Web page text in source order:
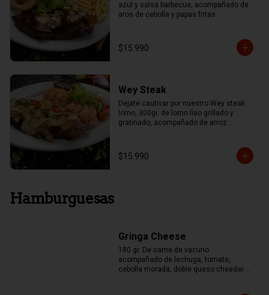
azul y salsa barbecue, acompañado de
aros de cebolla y papas fritas.
$15.990
Wey Steak
Dejate cautivar por nuestro Wey steak
lomo, 300gr. de lomo liso grillado y
gratinado, acompañado de arroz
$15.990
Hamburguesas
Gringa Cheese
180 gr. De carne de vacuno
acompañado de lechuga, tomate,
cebolla morada, doble queso cheedar y